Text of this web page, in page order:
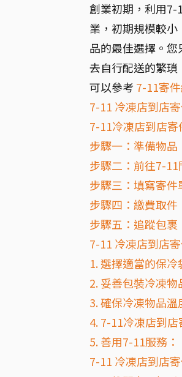
創業初期，利用7-
業，初期規模較
品的最佳選擇。
去自行配送的繁瑣
可以參考 7-11寄
7-11 冷凍店到店
7-11冷凍店到店寄
步驟一：準備物品
步驟二：前往7-11
步驟三：填寫寄件
步驟四：繳費取件
步驟五：追蹤包裹
7-11 冷凍店到店
1. 選擇適當的保冷
2. 妥善包裝冷凍物
3. 確保冷凍物品溫
4. 7-11冷凍店到店
5. 善用7-11服務：
7-11 冷凍店到店